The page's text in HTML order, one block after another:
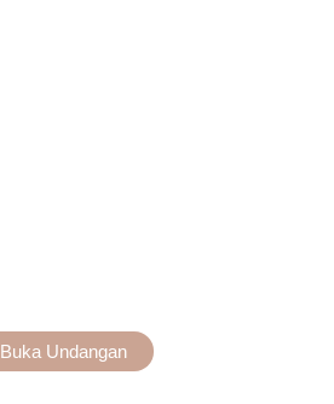
Buka Undangan